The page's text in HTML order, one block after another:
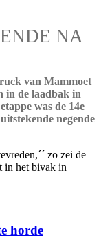
NA
van Mammoet
in de laadbak in
was de 14e
negende
zo zei de
in het bivak in
horde